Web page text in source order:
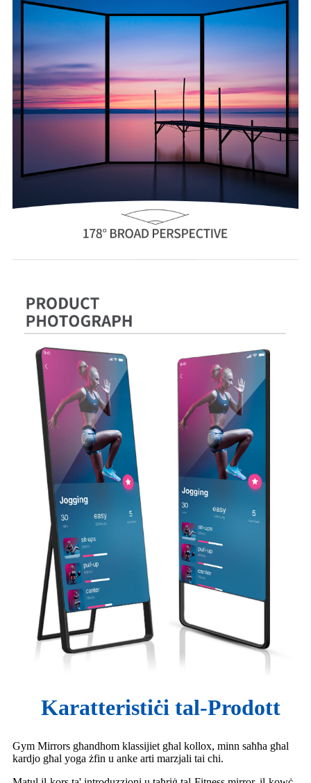
Karatteristiċi tal-Prodott
Gym Mirrors għandhom klassijiet għal kollox, minn saħħa għal
kardjo għal yoga żfin u anke arti marzjali tai chi.